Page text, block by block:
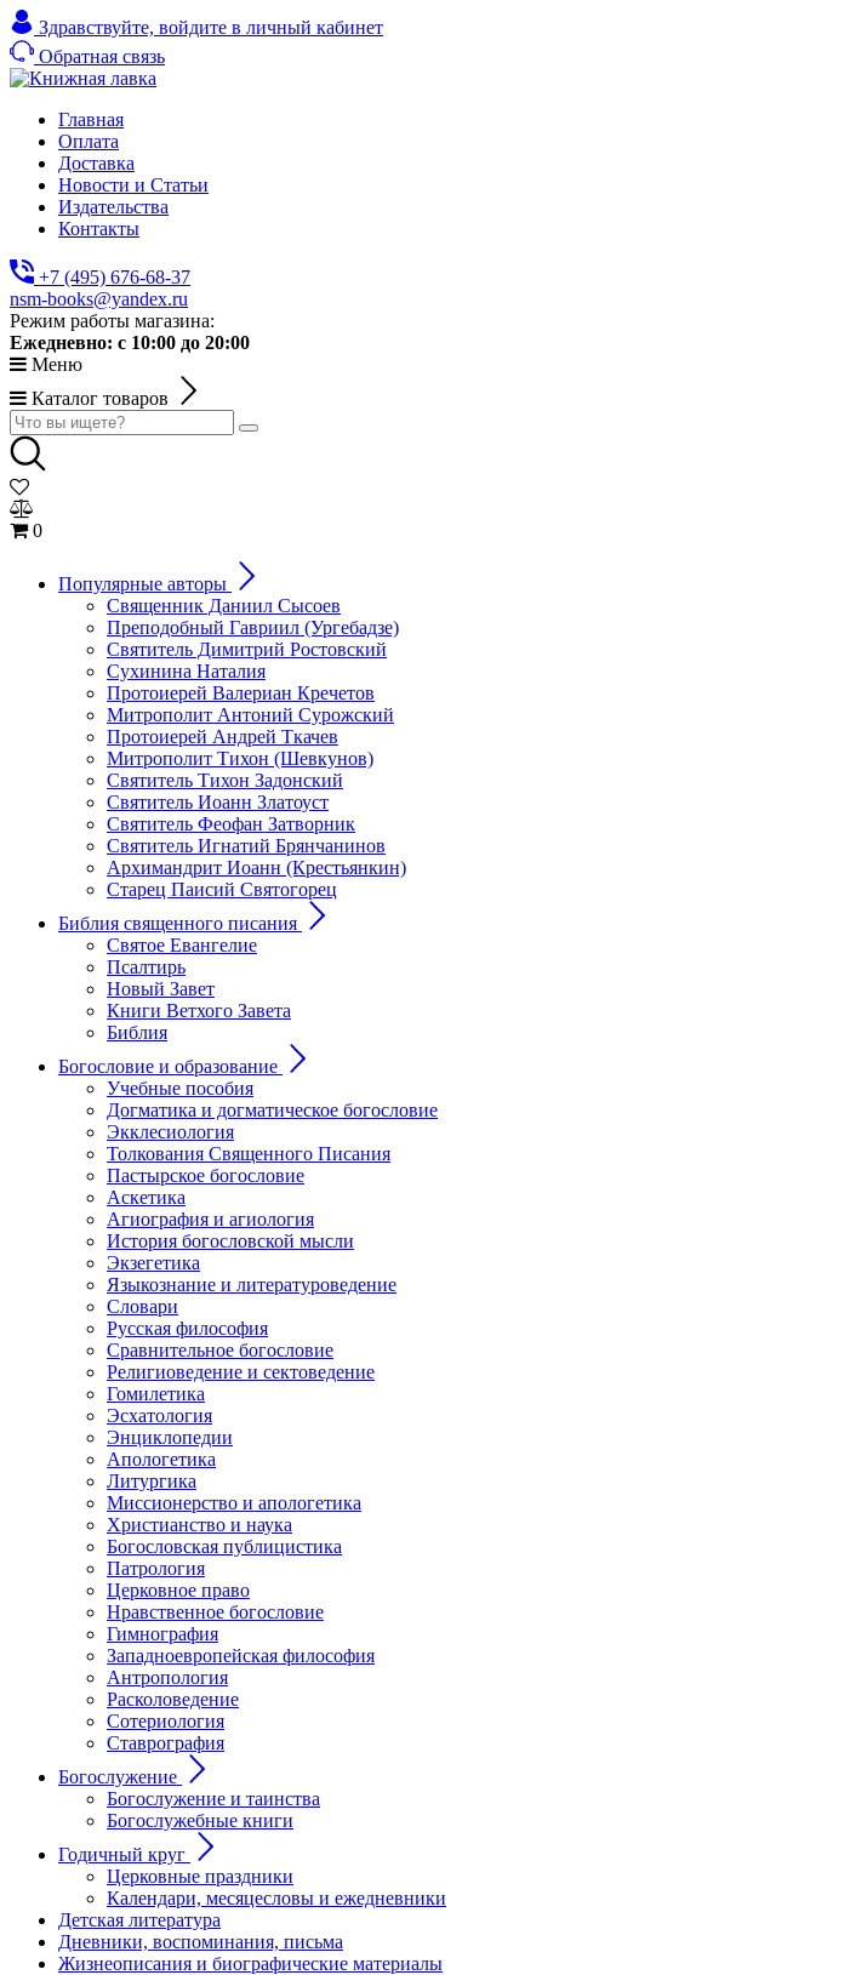
Здравствуйте, войдите в личный кабинет
Обратная связь
Главная
Оплата
Доставка
Новости и Статьи
Издательства
Контакты
+7 (495) 676-68-37
nsm-books@yandex.ru
Режим работы магазина:
Ежедневно: с 10:00 до 20:00
Меню
Каталог товаров
0
Популярные авторы
Священник Даниил Сысоев
Преподобный Гавриил (Ургебадзе)
Святитель Димитрий Ростовский
Сухинина Наталия
Протоиерей Валериан Кречетов
Митрополит Антоний Сурожский
Протоиерей Андрей Ткачев
Митрополит Тихон (Шевкунов)
Святитель Тихон Задонский
Святитель Иоанн Златоуст
Cвятитель Феофан Затворник
Святитель Игнатий Брянчанинов
Архимандрит Иоанн (Крестьянкин)
Старец Паисий Святогорец
Библия священного писания
Святое Евангелие
Псалтирь
Новый Завет
Книги Ветхого Завета
Библия
Богословие и образование
Учебные пособия
Догматика и догматическое богословие
Экклесиология
Толкования Священного Писания
Пастырское богословие
Аскетика
Агиография и агиология
История богословской мысли
Экзегетика
Языкознание и литературоведение
Словари
Русская философия
Сравнительное богословие
Религиоведение и сектоведение
Гомилетика
Эсхатология
Энциклопедии
Апологетика
Литургика
Миссионерство и апологетика
Христианство и наука
Богословская публицистика
Патрология
Церковное право
Нравственное богословие
Гимнография
Западноевропейская философия
Антропология
Расколоведение
Сотериология
Ставрография
Богослужение
Богослужение и таинства
Богослужебные книги
Годичный круг
Церковные праздники
Календари, месяцесловы и ежедневники
Детская литература
Дневники, воспоминания, письма
Жизнеописания и биографические материалы